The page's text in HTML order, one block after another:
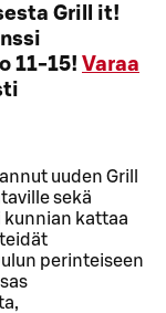
Grill it!
11-15! Varaa
uuden Grill
sekä
kunnian kattaa
perinteiseen